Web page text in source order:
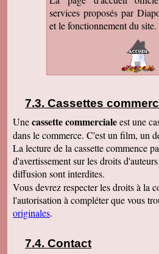
services proposés par
et le fonctionnement du site.
Cassettes
Unecassette commercialeest une
dans le commerce. C'est un film, un
La lecture de la cassette commence
d'avertissement sur les droits
diffusion sont interdites.
Vous devrez respecter les droits à la
l'autorisation à compléter que vous
originales.
Contact